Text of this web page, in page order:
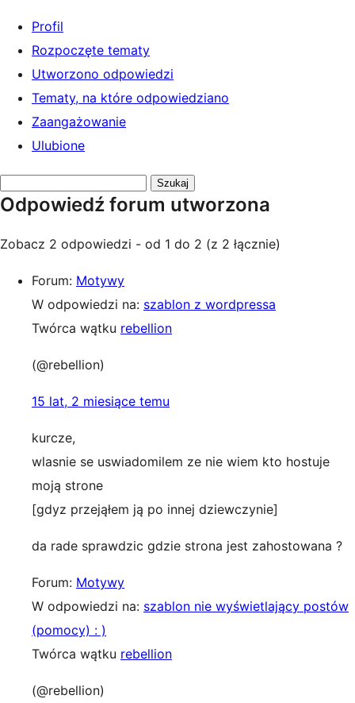
Profil
Rozpoczęte tematy
Utworzono odpowiedzi
Tematy, na które odpowiedziano
Zaangażowanie
Ulubione
odpowiedzi:
Odpowiedź forum utworzona
Zobacz 2 odpowiedzi - od 1 do 2 (z 2 łącznie)
Forum: Motywy
W odpowiedzi na: szablon z wordpressa
Twórca wątku rebellion
(@rebellion)
15 lat, 2 miesiące temu
kurcze,
wlasnie se uswiadomilem ze nie wiem kto hostuje
moją strone
[gdyz przejąłem ją po innej dziewczynie]
da rade sprawdzic gdzie strona jest zahostowana ?
Forum: Motywy
W odpowiedzi na: szablon nie wyświetlający postów
(pomocy) : )
Twórca wątku rebellion
(@rebellion)